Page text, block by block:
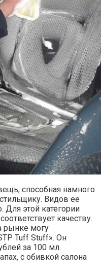
способная намного
Видов ее
Для этой категории
качеству.
рынке могу
Tuff Stuff». Он
за 100 мл.
с обивкой салона